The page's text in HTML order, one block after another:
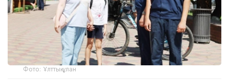
Фото: Ұлттық ұлан